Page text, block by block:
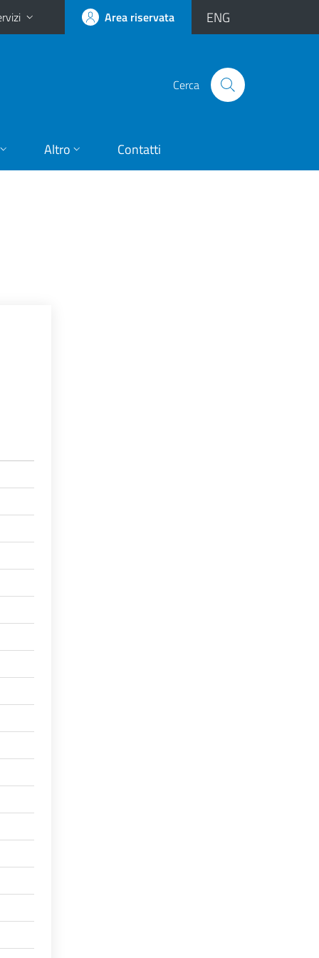
Area riservata ENG
Cerca
Altro Contatti